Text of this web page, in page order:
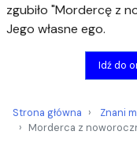
zgubiło "Mordercę z
Jego własne ego.
Idź do
Strona główna
Znani
Morderca z